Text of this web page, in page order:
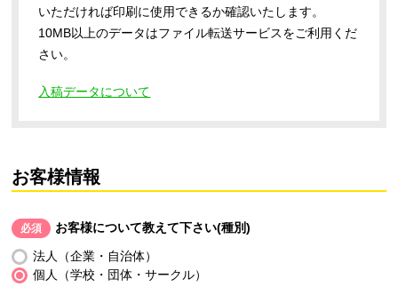
いただければ印刷に使用できるか確認いたします。
10MB以上のデータはファイル転送サービスをご利用くだ
さい。
入稿データについて
お客様情報
必須 お客様について教えて下さい(種別)
法人（企業・自治体）
個人（学校・団体・サークル）